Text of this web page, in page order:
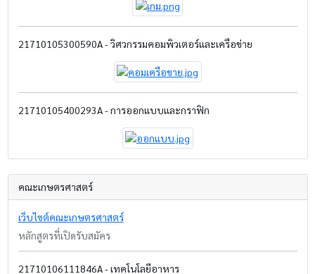
21710105300590A - วิศวกรรมคอมพิวเตอร์และเครือข่าย
21710105400293A - การออกแบบและกราฟิก
คณะเกษตรศาสตร์
เว็บไซต์คณะเกษตรศาสตร์
หลักสูตรที่เปิดรับสมัคร
21710106111846A - เทคโนโลยีอาหาร